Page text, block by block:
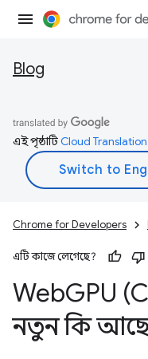
Blog
এই পৃষ্ঠাটিCloud Translation
Chrome for Developers
এটি কাজে লেগেছে?
WebGPU
নতুন কি